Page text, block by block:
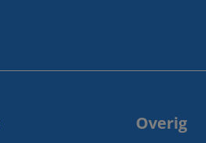
Overig